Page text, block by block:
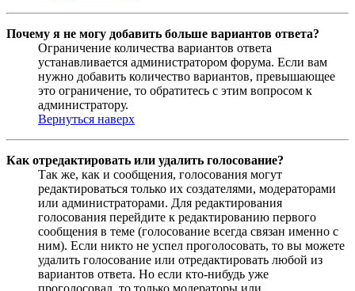
Почему я не могу добавить больше вариантов ответа?
Ограничение количества вариантов ответа
устанавливается администратором форума. Если вам
нужно добавить количество вариантов, превышающее
это ограничение, то обратитесь с этим вопросом к
администратору.
Вернуться наверх
Как отредактировать или удалить голосование?
Так же, как и сообщения, голосования могут
редактироваться только их создателями, модераторами
или администраторами. Для редактирования
голосования перейдите к редактированию первого
сообщения в теме (голосование всегда связан именно с
ним). Если никто не успел проголосовать, то вы можете
удалить голосование или отредактировать любой из
вариантов ответа. Но если кто-нибудь уже
проголосовал, то только модераторы или